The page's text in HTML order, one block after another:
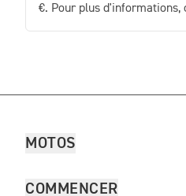
€. Pour plus d'informations,
MOTOS
COMMENCER